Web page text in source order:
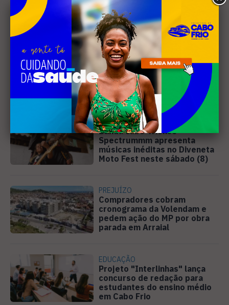
Leia Também
MÚSICA
Banda cabo-friense
Spectrummm apresenta
músicas inéditas no Diveneta
Moto Fest neste sábado (8)
PREJUÍZO
Compradores cobram
cronograma da Volendam e
pedem ação do MP por obra
parada em Arraial
EDUCAÇÃO
Projeto "Interlinhas" lança
concurso de redação para
estudantes do ensino médio
em Cabo Frio